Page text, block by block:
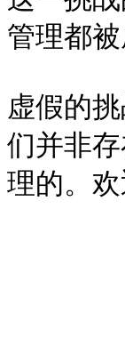
管理都被
虚假的
们并非